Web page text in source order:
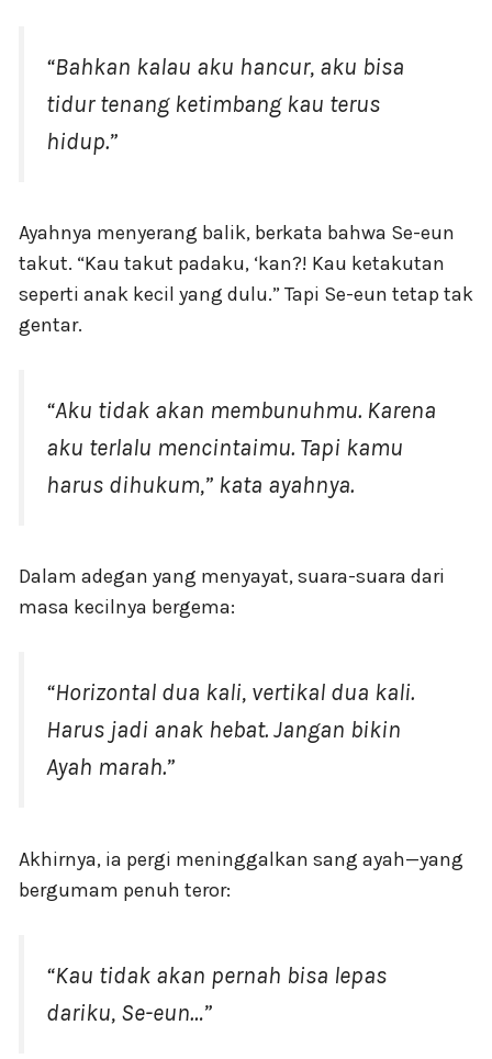
“Bahkan kalau aku hancur, aku bisa
tidur tenang ketimbang kau terus
hidup.”
Ayahnya menyerang balik, berkata bahwa Se-eun
takut. “Kau takut padaku, ‘kan?! Kau ketakutan
seperti anak kecil yang dulu.” Tapi Se-eun tetap tak
gentar.
“Aku tidak akan membunuhmu. Karena
aku terlalu mencintaimu. Tapi kamu
harus dihukum,” kata ayahnya.
Dalam adegan yang menyayat, suara-suara dari
masa kecilnya bergema:
“Horizontal dua kali, vertikal dua kali.
Harus jadi anak hebat. Jangan bikin
Ayah marah.”
Akhirnya, ia pergi meninggalkan sang ayah—yang
bergumam penuh teror:
“Kau tidak akan pernah bisa lepas
dariku, Se-eun…”